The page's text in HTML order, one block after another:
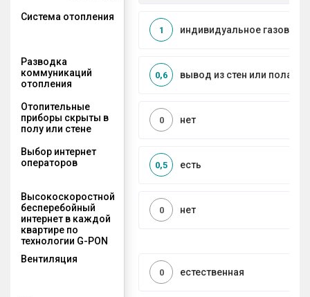
Система отопления
индивидуальное газовое
1
Разводка
коммуникаций
отопления
вывод из стен или пола
0,6
Отопительные
приборы скрыты в
полу или стене
нет
0
Выбор интернет
операторов
есть
0,5
Высокоскоростной
бесперебойный
интернет в каждой
квартире по
технологии G-PON
нет
0
Вентиляция
естественная
0